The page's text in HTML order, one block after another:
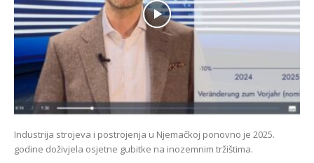
Industrija strojeva i postrojenja u Njemačkoj ponovno je 2025.
godine doživjela osjetne gubitke na inozemnim tržištima.